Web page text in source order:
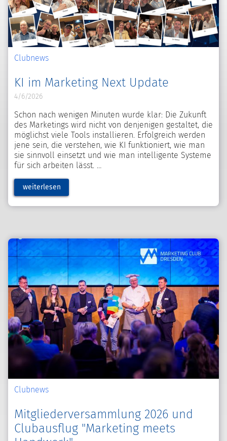
Clubnews
KI im Marketing Next Update
4/6/2026
Schon nach wenigen Minuten wurde klar: Die Zukunft
des Marketings wird nicht von denjenigen gestaltet, die
möglichst viele Tools installieren. Erfolgreich werden
jene sein, die verstehen, wie KI funktioniert, wie man
sie sinnvoll einsetzt und wie man intelligente Systeme
für sich arbeiten lässt.
weiterlesen
Clubnews
Mitgliederversammlung 2026 und
Clubausflug "Marketing meets